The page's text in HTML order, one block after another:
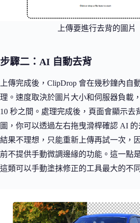
上傳要進行去背的圖片
步驟二：AI 自動去背
上傳完成後，ClipDrop 會在幾秒鐘內自
理。速度取決於圖片大小和伺服器負載
10 秒之間。處理完成後，頁面會顯示去
圖，你可以透過左右拖曳滑桿確認 AI
結果不理想，只能重新上傳再試一次，
前不提供手動微調邊緣的功能。這一點
這類可以手動塗抹修正的工具最大的不